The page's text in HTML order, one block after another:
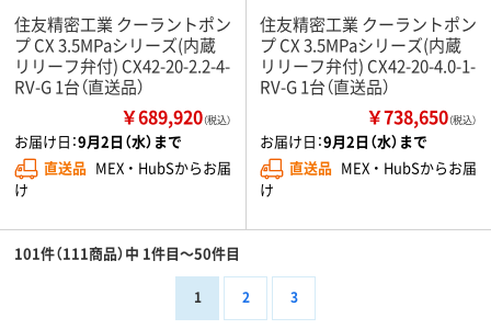
住友精密工業 クーラントポン
プ CX 3.5MPaシリーズ(内蔵
リリーフ弁付) CX42-20-2.2-4-
RV-G 1台（直送品）
￥689,920（税込）
お届け日：9月2日（水）まで
直送品 MEX ・ HubSからお届
け
住友精密工業 クーラントポン
プ CX 3.5MPaシリーズ(内蔵
リリーフ弁付) CX42-20-4.0-1-
RV-G 1台（直送品）
￥738,650（税込）
お届け日：9月2日（水）まで
直送品 MEX ・ HubSからお届
け
101件（111商品）中 1件目～50件目
1 2 3